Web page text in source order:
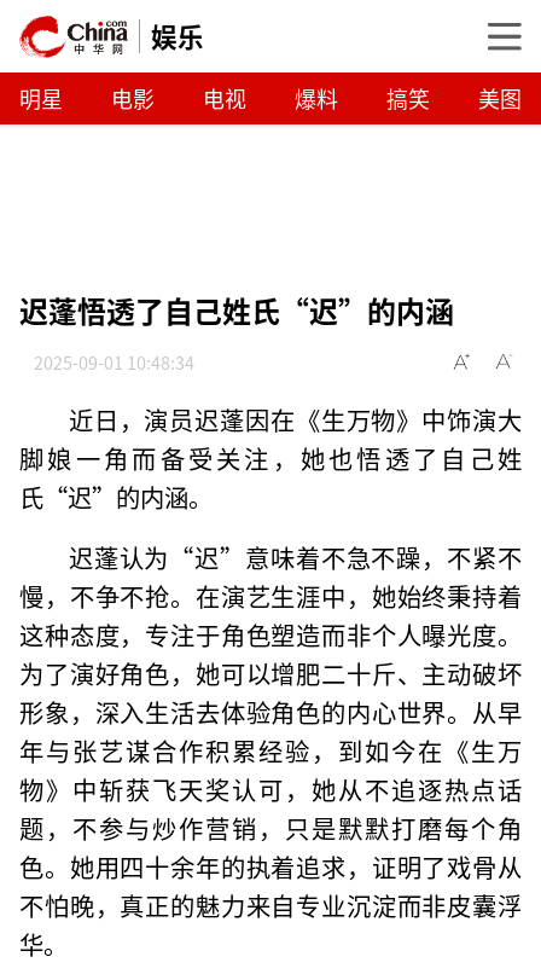
娱乐
明星 电影 电视 爆料 搞笑 美图
迟蓬悟透了自己姓氏“迟”的内涵
2025-09-01 10:48:34
近日，演员迟蓬因在《生万物》中饰演大
脚娘一角而备受关注，她也悟透了自己姓
氏“迟”的内涵。
迟蓬认为“迟”意味着不急不躁，不紧不
慢，不争不抢。在演艺生涯中，她始终秉持着
这种态度，专注于角色塑造而非个人曝光度。
为了演好角色，她可以增肥二十斤、主动破坏
形象，深入生活去体验角色的内心世界。从早
年与张艺谋合作积累经验，到如今在《生万
物》中斩获飞天奖认可，她从不追逐热点话
题，不参与炒作营销，只是默默打磨每个角
色。她用四十余年的执着追求，证明了戏骨从
不怕晚，真正的魅力来自专业沉淀而非皮囊浮
华。